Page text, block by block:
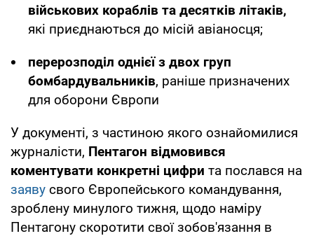
військових кораблів та десятків літаків,
які приєднаються до місій авіаносця;
перерозподіл однієї з двох груп
бомбардувальників, раніше призначених
для оборони Європи
У документі, з частиною якого ознайомилися
журналісти, Пентагон відмовився
коментувати конкретні цифри та послався на
заяву свого Європейського командування,
зроблену минулого тижня, щодо наміру
Пентагону скоротити свої зобов'язання в